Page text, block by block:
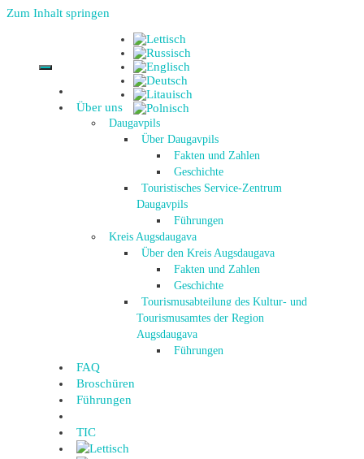
Zum Inhalt springen
Über uns
Daugavpils
Über Daugavpils
Fakten und Zahlen
Geschichte
Touristisches Service-Zentrum
Daugavpils
Führungen
Kreis Augsdaugava
Über den Kreis Augsdaugava
Fakten und Zahlen
Geschichte
Tourismusabteilung des Kultur- und
Tourismusamtes der Region
Augsdaugava
Führungen
FAQ
Broschüren
Führungen
TIC